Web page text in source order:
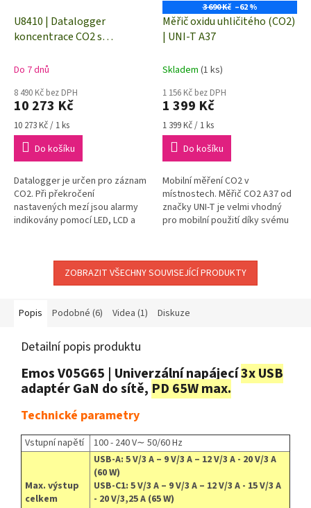
U8410 | Datalogger
koncentrace CO2 s
Do 7 dnů
8 490 Kč bez DPH
10 273 Kč
Měrná
cena:
10 273 Kč / 1 ks
Do košíku
Datalogger je určen pro záznam
CO2. Při překročení
nastavených mezí jsou alarmy
indikovány pomocí LED, LCD a
elektronické...
3 690 Kč –62 %
Měřič oxidu uhličitého (CO2)
| UNI-T A37
Skladem (1 ks)
1 156 Kč bez DPH
1 399 Kč
Měrná
cena:
1 399 Kč / 1 ks
Do košíku
Mobilní měření CO2 v
místnostech. Měřič CO2 A37 od
značky UNI-T je velmi vhodný
pro mobilní použití díky svému
podnik,...
ZOBRAZIT VŠECHNY SOUVISEJÍCÍ PRODUKTY
Popis Podobné (6) Videa (1) Diskuze
Detailní popis produktu
Emos V05G65 | Univerzální napájecí3x USB
adaptér GaN do sítě, PD 65W max.
Technické parametry
Vstupní napětí 100 - 240 V∼ 50/60 Hz
Max. výstup
celkem
USB-A: 5 V/3 A – 9 V/3 A – 12 V/3 A - 20 V/3 A
(60 W)
USB-C1: 5 V/3 A – 9 V/3 A – 12 V/3 A - 15 V/3 A
- 20 V/3,25 A (65 W)